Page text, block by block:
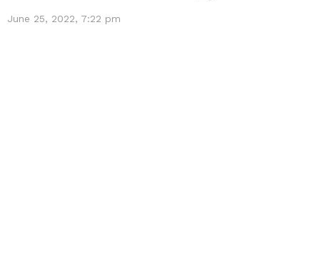
June 25, 2022, 7:22 pm